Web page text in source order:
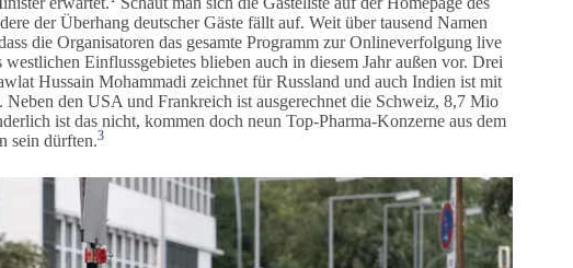
der Überhang deutscher Gäste fällt auf. Weit über tausend Namen
die Organisatoren das gesamte Programm zur Onlineverfolgung live
Einflussgebietes blieben auch in diesem Jahr außen vor. Drei
Hussain Mohammadi zeichnet für Russland und auch Indien ist mit
den USA und Frankreich ist ausgerechnet die Schweiz, 8,7 Mio
ist das nicht, kommen doch neun Top-Pharma-Konzerne aus dem
sein dürften.3